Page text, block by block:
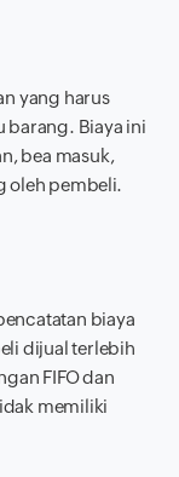
yang harus
barang. Biaya ini
bea masuk,
oleh pembeli.
biaya
dijual terlebih
FIFO dan
memiliki